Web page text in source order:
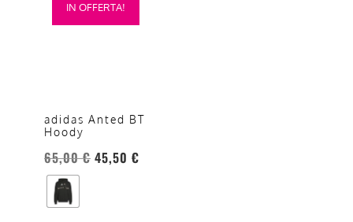
IN OFFERTA!
adidas Anted BT
Hoody
65,00€ 45,50 €
prodotto
opzioni
possono
essere
scelte
nella